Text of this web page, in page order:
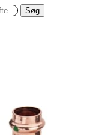
Søg